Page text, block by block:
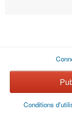
Conditions